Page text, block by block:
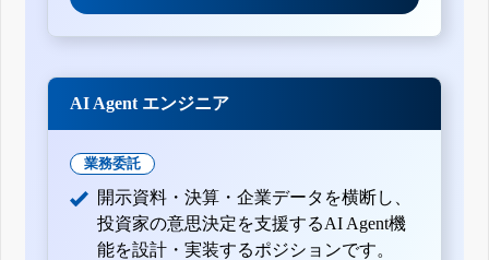
AI Agent エンジニア
業務委託
開示資料・決算・企業データを横断し、
投資家の意思決定を支援するAI Agent機
能を設計・実装するポジションです。